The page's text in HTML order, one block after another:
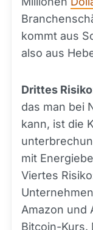
kommt aus
also aus
Drittes
das man bei
kann, ist die
mit
Viertes
Amazon und
Bitcoin-Kurs.